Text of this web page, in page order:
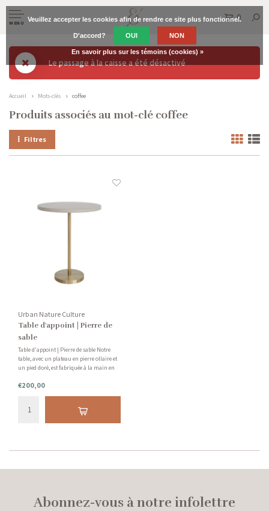
MENU
0
Le passage à la caisse a été désactivé
Accueil Mots-clés coffee
Produits associés au mot-clé coffee
Filtres
Urban Nature Culture
Table d'appoint | Pierre de
sable
Table d'appoint | Pierre de sable Notre
table, avec un plateau en pierre ollaire et
un pied doré, est fabriquée à la main en
nombreuses fins depuis des milliers
€200,00
Abonnez-vous à notre infolettre
Veuillez accepter les cookies afin de rendre ce site plus fonctionnel.
D'accord? OUI NON
En savoir plus sur les témoins (cookies) »